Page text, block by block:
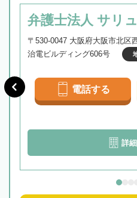
弁護士法人 サリ
〒530-0047 大阪府大阪市北区
治電ビルディング606号
電話する
詳